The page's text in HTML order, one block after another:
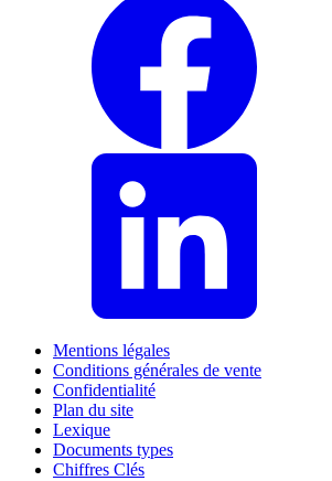
Mentions légales
Conditions générales de vente
Confidentialité
Plan du site
Lexique
Documents types
Chiffres Clés